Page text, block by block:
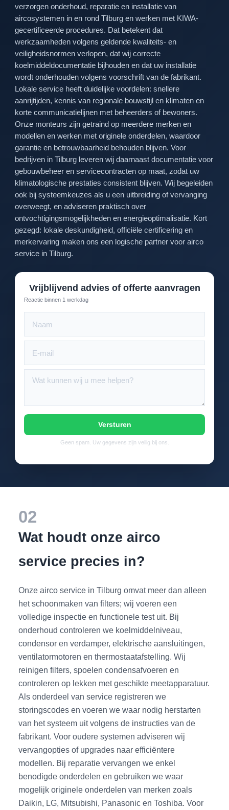
verzorgen onderhoud, reparatie en installatie van
aircosystemen in en rond Tilburg en werken met KIWA-
gecertificeerde procedures. Dat betekent dat
werkzaamheden volgens geldende kwaliteits- en
veiligheidsnormen verlopen, dat wij correcte
koelmiddeldocumentatie bijhouden en dat uw installatie
wordt onderhouden volgens voorschrift van de fabrikant.
Lokale service heeft duidelijke voordelen: snellere
aanrijtijden, kennis van regionale bouwstijl en klimaten en
korte communicatielijnen met beheerders of bewoners.
Onze monteurs zijn getraind op meerdere merken en
modellen en werken met originele onderdelen, waardoor
garantie en betrouwbaarheid behouden blijven. Voor
bedrijven in Tilburg leveren wij daarnaast documentatie voor
gebouwbeheer en servicecontracten op maat, zodat uw
klimatologische prestaties consistent blijven. Wij begeleiden
ook bij systeemkeuzes als u een uitbreiding of vervanging
overweegt, en adviseren praktisch over
ontvochtigingsmogelijkheden en energieoptimalisatie. Kort
gezegd: lokale deskundigheid, officiële certificering en
merkervaring maken ons een logische partner voor airco
service in Tilburg.
Vrijblijvend advies of offerte aanvragen
Reactie binnen 1 werkdag
Versturen
Geen spam. Uw gegevens zijn veilig bij ons.
02
Wat houdt onze airco
service precies in?
Onze airco service in Tilburg omvat meer dan alleen
het schoonmaken van filters; wij voeren een
volledige inspectie en functionele test uit. Bij
onderhoud controleren we koelmiddelniveau,
condensor en verdamper, elektrische aansluitingen,
ventilatormotoren en thermostaatafstelling. Wij
reinigen filters, spoelen condensafvoeren en
controleren op lekken met geschikte meetapparatuur.
Als onderdeel van service registreren we
storingscodes en voeren we waar nodig herstarten
van het systeem uit volgens de instructies van de
fabrikant. Voor oudere systemen adviseren wij
vervangopties of upgrades naar efficiëntere
modellen. Bij reparatie vervangen we enkel
benodigde onderdelen en gebruiken we waar
mogelijk originele onderdelen van merken zoals
Daikin, LG, Mitsubishi, Panasonic en Toshiba. Voor